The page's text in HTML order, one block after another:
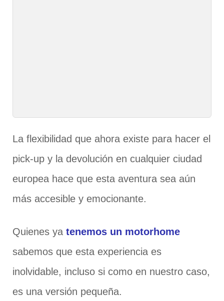
La flexibilidad que ahora existe para hacer el
pick-up y la devolución en cualquier ciudad
europea hace que esta aventura sea aún
más accesible y emocionante.
Quienes ya tenemos un motorhome
sabemos que esta experiencia es
inolvidable, incluso si como en nuestro caso,
es una versión pequeña.